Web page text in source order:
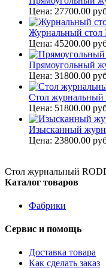
Цена: 27700.00
Журнальный стол
Цена: 45200.00
Прямоугольный
Цена: 31800.00
Стол
Цена: 51800.00
Изысканный
Цена: 23800.00
Стол журнальный
Каталог товаров
Фабрики
Сервис и помощь
Доставка товара
Как сделать заказ